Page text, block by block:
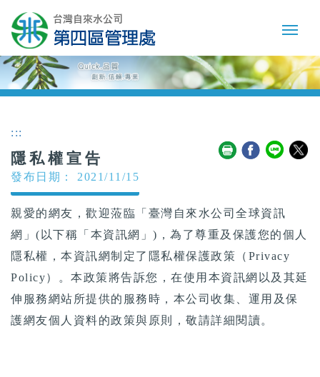
:::
隱私權宣告
發布日期： 2021/11/15
親愛的網友，歡迎蒞臨「臺灣自來水公司全球資訊
網」(以下稱「本資訊網」)，為了尊重及保護您的個人
隱私權，本資訊網制定了隱私權保護政策（Privacy
Policy）。本政策將告訴您，在使用本資訊網以及其延
伸服務網站所提供的服務時，本公司收集、運用及保
護網友個人資料的政策與原則，敬請詳細閱讀。